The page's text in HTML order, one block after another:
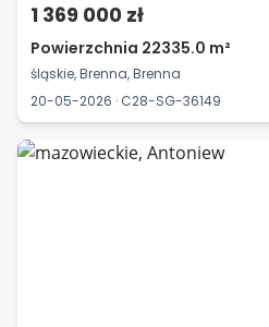
1 369 000 zł
Powierzchnia 22335.0 m²
śląskie, Brenna, Brenna
20-05-2026 · C28-SG-36149